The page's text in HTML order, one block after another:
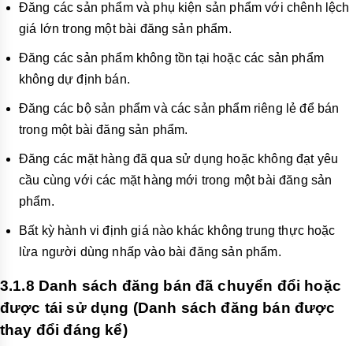
Đăng các sản phẩm và phụ kiện sản phẩm với chênh lệch
giá lớn trong một bài đăng sản phẩm.
Đăng các sản phẩm không tồn tại hoặc các sản phẩm
không dự định bán.
Đăng các bộ sản phẩm và các sản phẩm riêng lẻ để bán
trong một bài đăng sản phẩm.
Đăng các mặt hàng đã qua sử dụng hoặc không đạt yêu
cầu cùng với các mặt hàng mới trong một bài đăng sản
phẩm.
Bất kỳ hành vi định giá nào khác không trung thực hoặc
lừa người dùng nhấp vào bài đăng sản phẩm.
3.1.8 Danh sách đăng bán đã chuyển đổi hoặc
được tái sử dụng (Danh sách đăng bán được
thay đổi đáng kể)